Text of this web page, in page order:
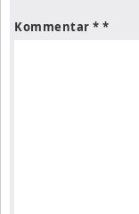
Kommentar *